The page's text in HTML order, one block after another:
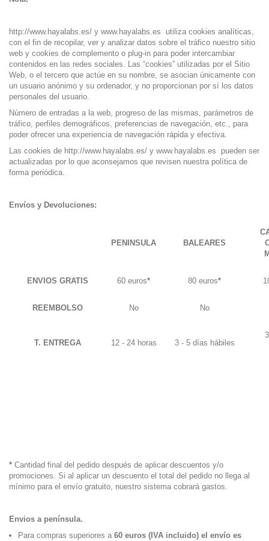
http://www.hayalabs.es/ y www.hayalabs.es utiliza cookies analíticas,
con el fin de recopilar, ver y analizar datos sobre el tráfico nuestro sitio
web y cookies de complemento o plug-in para poder intercambiar
contenidos en las redes sociales. Las “cookies” utilizadas por el Sitio
Web, o el tercero que actúe en su nombre, se asocian únicamente con
un usuario anónimo y su ordenador, y no proporcionan por sí los datos
personales del usuario.
Número de entradas a la web, progreso de las mismas, parámetros de
tráfico, perfiles demográficos, preferencias de navegación, etc., para
poder ofrecer una experiencia de navegación rápida y efectiva.
Las cookies de http://www.hayalabs.es/ y www.hayalabs.es pueden ser
actualizadas por lo que aconsejamos que revisen nuestra política de
forma periódica.
Envíos y Devoluciones:
PENINSULA BALEARES
ENVIOS GRATIS 60 euros* 80 euros*
REEMBOLSO No No
T. ENTREGA 12 - 24 horas 3 - 5 días hábiles
* Cantidad final del pedido después de aplicar descuentos y/o
promociones. Si al aplicar un descuento el total del pedido no llega al
mínimo para el envío gratuito, nuestro sistema cobrará gastos.
Envios a península.
Para compras superiores a 60 euros (IVA incluido) el envío es